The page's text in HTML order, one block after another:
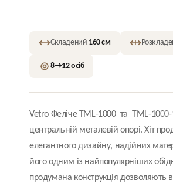
Складений 160 см
8→12 осіб
Vetro Феліче TML-1000 та ТМL-
центральній металевій опорі.Хіт
елегантного дизайну, надійних
його одним із найпопулярніших
продумана конструкція дозволяють